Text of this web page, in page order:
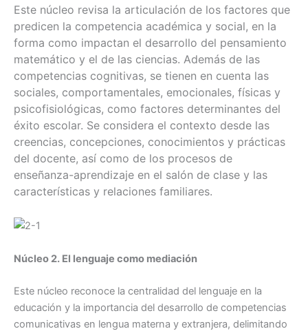
Este núcleo revisa la articulación de los factores que
predicen la competencia académica y social, en la
forma como impactan el desarrollo del pensamiento
matemático y el de las ciencias. Además de las
competencias cognitivas, se tienen en cuenta las
sociales, comportamentales, emocionales, físicas y
psicofisiológicas, como factores determinantes del
éxito escolar. Se considera el contexto desde las
creencias, concepciones, conocimientos y prácticas
del docente, así como de los procesos de
enseñanza-aprendizaje en el salón de clase y las
características y relaciones familiares.
Núcleo 2. El lenguaje como mediación
Este núcleo reconoce la centralidad del lenguaje en la
educación y la importancia del desarrollo de competencias
comunicativas en lengua materna y extranjera, delimitando